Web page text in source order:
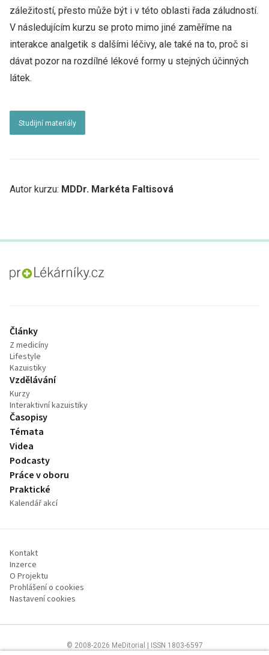
záležitostí, přesto může být i v této oblasti řada záludností.
V následujícím kurzu se proto mimo jiné zaměříme na
interakce analgetik s dalšími léčivy, ale také na to, proč si
dávat pozor na rozdílné lékové formy u stejných účinných
látek.
Studijní materiály
Autor kurzu: MDDr. Markéta Faltisová
proLékaře.cz
Články
Z medicíny
Lifestyle
Kazuistiky
Vzdělávání
Kurzy
Interaktivní kazuistiky
Časopisy
Témata
Videa
Podcasty
Práce v oboru
Praktické
Kalendář akcí
Kontakt
Inzerce
O Projektu
Prohlášení o cookies
Nastavení cookies
© 2008-2026 MeDitorial | ISSN 1803-6597